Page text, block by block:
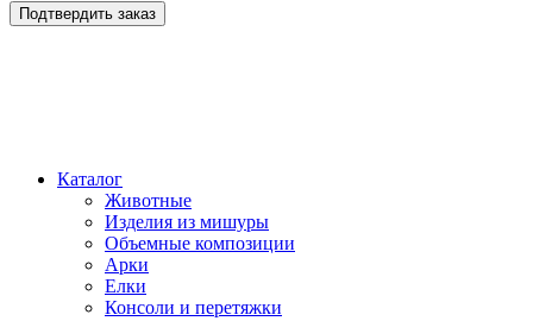
Подтвердить заказ
Каталог
Животные
Изделия из мишуры
Объемные композиции
Арки
Елки
Консоли и перетяжки